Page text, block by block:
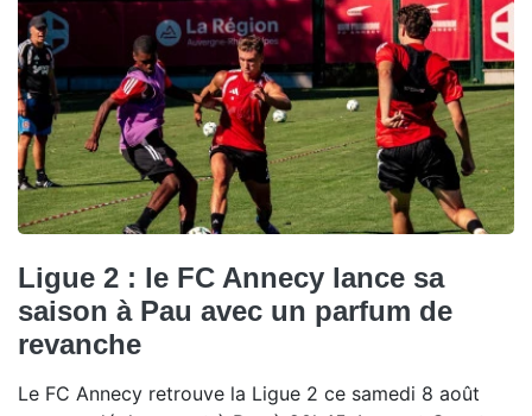
Ligue 2 : le FC Annecy lance sa
saison à Pau avec un parfum de
revanche
Le FC Annecy retrouve la Ligue 2 ce samedi 8 août